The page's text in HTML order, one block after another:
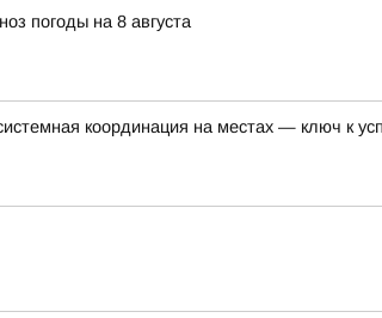
погоды на 8 августа
координация на местах — ключ к